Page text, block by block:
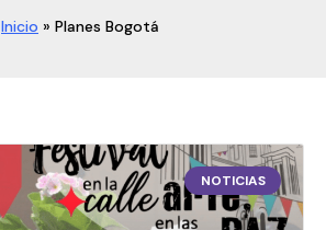
Inicio » Planes Bogotá
NOTICIAS